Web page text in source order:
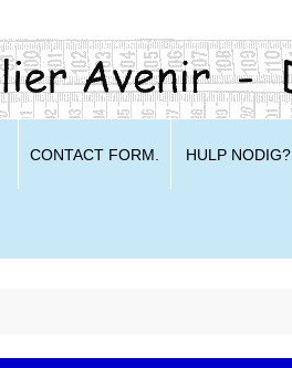
CONTACT FORM. HULP NODIG?